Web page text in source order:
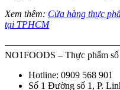
Xem thêm: Cửa hàng thực
tại TPHCM
NO1FOODS – Thực phẩm số
Hotline: 0909 568 901
Số 1 Đường số 1, P.